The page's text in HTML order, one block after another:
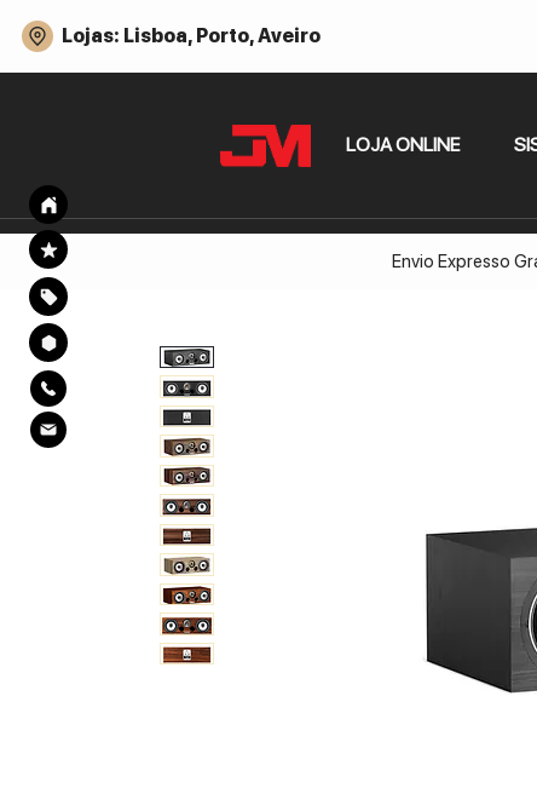
LOJA ONLINE
Lojas: Lisboa, Porto, Aveiro
Envio Expresso